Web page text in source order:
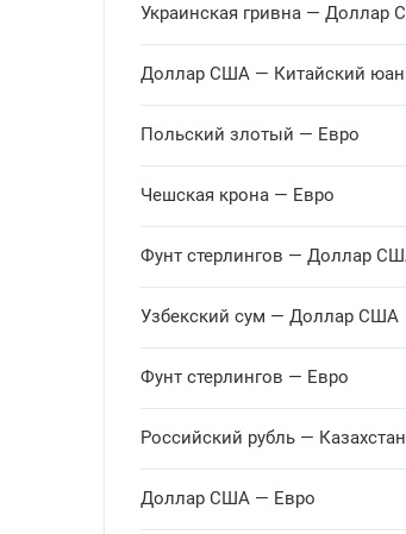
Белорусский рубль
Канадский доллар
Швейцарский франк
Чешская крона
Датская крона
Украинская гривна — Доллар
Доллар США — Китайский
Польский злотый — Евро
Чешская крона — Евро
Фунт стерлингов — Доллар
Узбекский сум — Доллар США
Фунт стерлингов — Евро
Российский рубль —
Доллар США — Евро